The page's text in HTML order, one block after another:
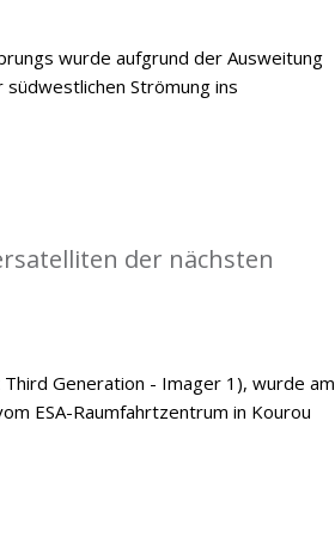
wurde aufgrund der Ausweitung
Strömung ins
der nächsten
Generation - Imager 1), wurde am
ESA-Raumfahrtzentrum in Kourou